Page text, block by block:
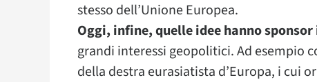
stesso dell’Unione Europea.
Oggi, infine, quelle idee hanno
grandi interessi geopolitici. Ad esempio
della destra eurasiatista d’Europa, i cui